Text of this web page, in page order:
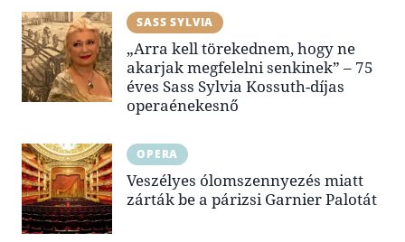
SASS SYLVIA
„Arra kell törekednem, hogy ne
akarjak megfelelni senkinek” – 75
éves Sass Sylvia Kossuth-díjas
operaénekesnő
OPERA
Veszélyes ólomszennyezés miatt
zárták be a párizsi Garnier Palotát